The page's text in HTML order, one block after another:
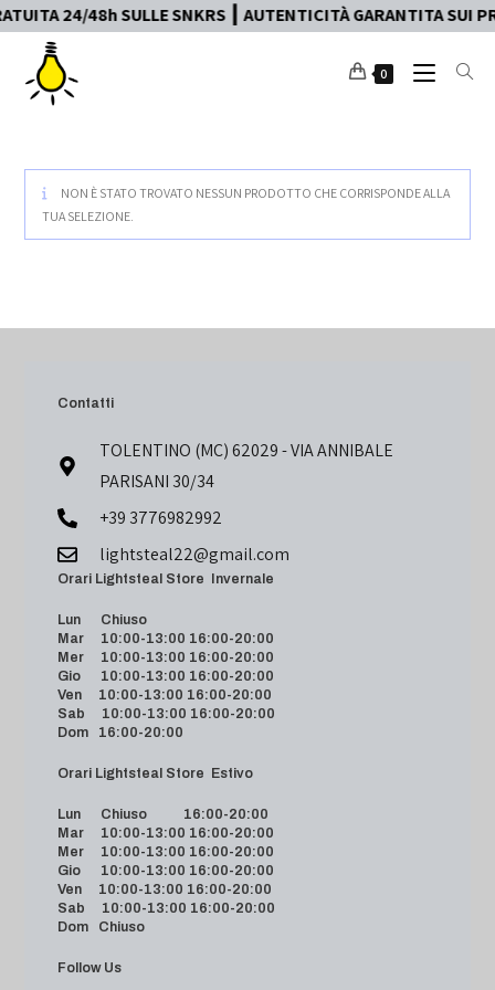
24/48h SULLE SNKRS ┃ AUTENTICITÀ GARANTITA
0
NON È STATO TROVATO NESSUN PRODOTTO CHE CORRISPONDE ALLA
TUA SELEZIONE.
Contatti
TOLENTINO (MC) 62029 - VIA ANNIBALE
PARISANI 30/34
+39 3776982992
lightsteal22@gmail.com
Orari Lightsteal Store Invernale
Lun Chiuso
Mar 10:00-13:00 16:00-20:00
Mer 10:00-13:00 16:00-20:00
Gio 10:00-13:00 16:00-20:00
Ven 10:00-13:00 16:00-20:00
Sab 10:00-13:00 16:00-20:00
Dom 16:00-20:00
Orari Lightsteal Store Estivo
Lun Chiuso 16:00-20:00
Mar 10:00-13:00 16:00-20:00
Mer 10:00-13:00 16:00-20:00
Gio 10:00-13:00 16:00-20:00
Ven 10:00-13:00 16:00-20:00
Sab 10:00-13:00 16:00-20:00
Dom Chiuso
Follow Us